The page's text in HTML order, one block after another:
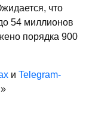
что
54 миллионов
порядка 900
и Telegram-